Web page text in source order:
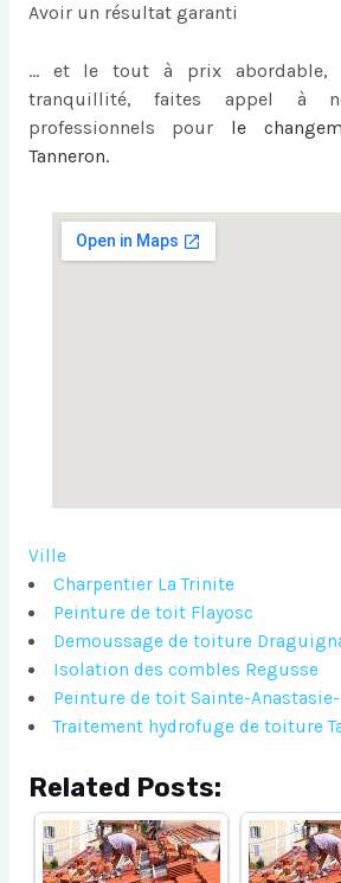
Avoir un résultat garanti
… et le tout à prix abordable,
tranquillité, faites appel à
professionnels pour le
Tanneron.
Ville
Charpentier La Trinite
Peinture de toit Flayosc
Demoussage de toiture
Isolation des combles Regusse
Peinture de toit Sainte-
Traitement hydrofuge de toiture
Related Posts: